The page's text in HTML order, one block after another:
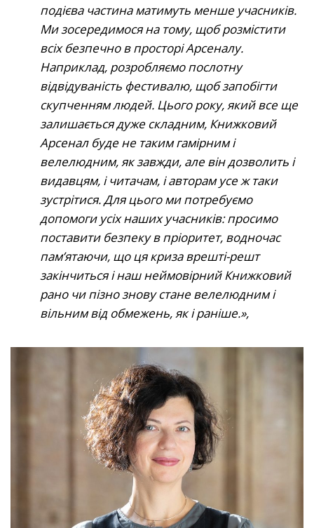
подієва частина матимуть менше учасників.
Ми зосередимося на тому, щоб розмістити
всіх безпечно в просторі Арсеналу.
Наприклад, розробляємо послотну
відвідуваність фестивалю, щоб запобігти
скупченням людей. Цього року, який все ще
залишається дуже складним, Книжковий
Арсенал буде не таким гамірним і
велелюдним, як завжди, але він дозволить і
видавцям, і читачам, і авторам усе ж таки
зустрітися. Для цього ми потребуємо
допомоги усіх наших учасників: просимо
поставити безпеку в пріоритет, водночас
пам’ятаючи, що ця криза врешті-решт
закінчиться і наш неймовірний Книжковий
рано чи пізно знову стане велелюдним і
вільним від обмежень, як і раніше.